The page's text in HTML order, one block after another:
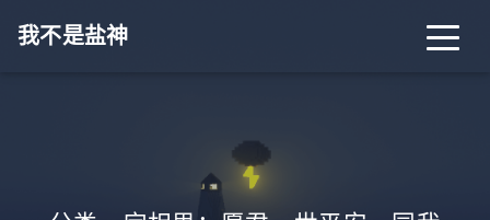
我不是盐神